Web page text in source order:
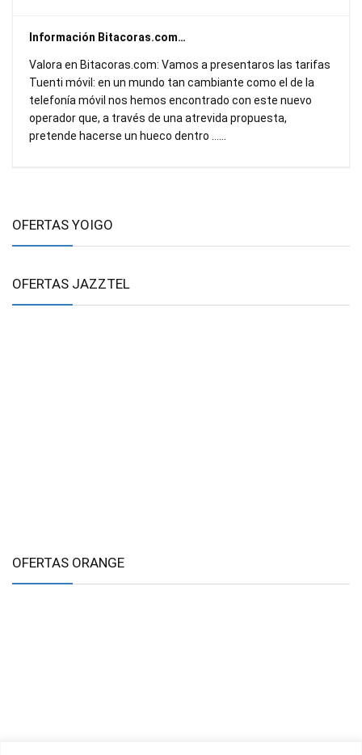
Información Bitacoras.com…
Valora en Bitacoras.com: Vamos a presentaros las tarifas
Tuenti móvil: en un mundo tan cambiante como el de la
telefonía móvil nos hemos encontrado con este nuevo
operador que, a través de una atrevida propuesta,
pretende hacerse un hueco dentro ……
OFERTAS YOIGO
OFERTAS JAZZTEL
OFERTAS ORANGE